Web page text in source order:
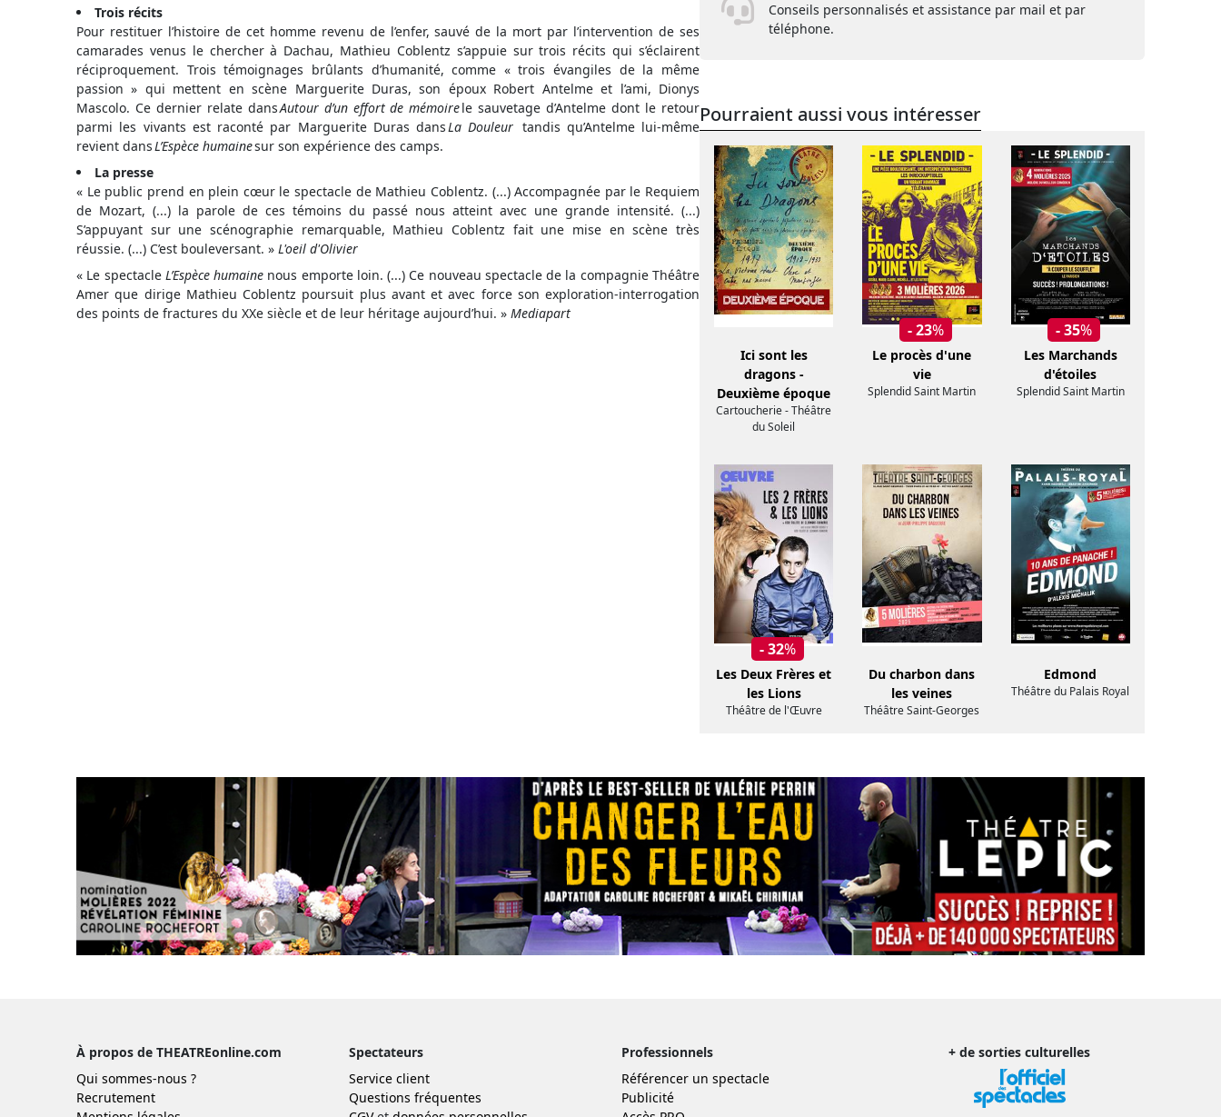
Trois récits
Pour restituer l’histoire de cet homme revenu de l’enfer, sauvé de la mort par l’intervention de ses
camarades venus le chercher à Dachau, Mathieu Coblentz s’appuie sur trois récits qui s’éclairent
réciproquement. Trois témoignages brûlants d’humanité, comme « trois évangiles de la même
passion » qui mettent en scène Marguerite Duras, son époux Robert Antelme et l’ami, Dionys
Mascolo. Ce dernier relate dansAutour d’un effort de mémoirele sauvetage d’Antelme dont le retour
parmi les vivants est raconté par Marguerite Duras dansLa Douleur tandis qu’Antelme lui-même
revient dansL’Espèce humainesur son expérience des camps.
La presse
« Le public prend en plein cœur le spectacle de Mathieu Coblentz. (...) Accompagnée par le Requiem
de Mozart, (...) la parole de ces témoins du passé nous atteint avec une grande intensité. (...)
S’appuyant sur une scénographie remarquable, Mathieu Coblentz fait une mise en scène très
réussie. (...) C’est bouleversant. » L'oeil d'Olivier
« Le spectacle L’Espèce humaine nous emporte loin. (...) Ce nouveau spectacle de la compagnie Théâtre
Amer que dirige Mathieu Coblentz poursuit plus avant et avec force son exploration-interrogation
des points de fractures du XXe siècle et de leur héritage aujourd’hui. » Mediapart
Conseils personnalisés et assistance par mail et par
téléphone.
Pourraient aussi vous intéresser
Ici sont les
dragons -
Deuxième époque
Cartoucherie - Théâtre
du Soleil
- 23%
Le procès d'une
vie
Splendid Saint Martin
- 35%
Les Marchands
d'étoiles
Splendid Saint Martin
- 32%
Les Deux Frères et
les Lions
Théâtre de l'Œuvre
Du charbon dans
les veines
Théâtre Saint-Georges
Edmond
Théâtre du Palais Royal
À propos de THEATREonline.com
Qui sommes-nous ?
Recrutement
Spectateurs
Service client
Questions fréquentes
Professionnels
Référencer un spectacle
Publicité
+ de sorties culturelles